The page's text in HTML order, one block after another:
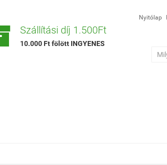
Szállítási díj 1.500Ft
10.000 Ft fölött INGYENES
Nyitólap